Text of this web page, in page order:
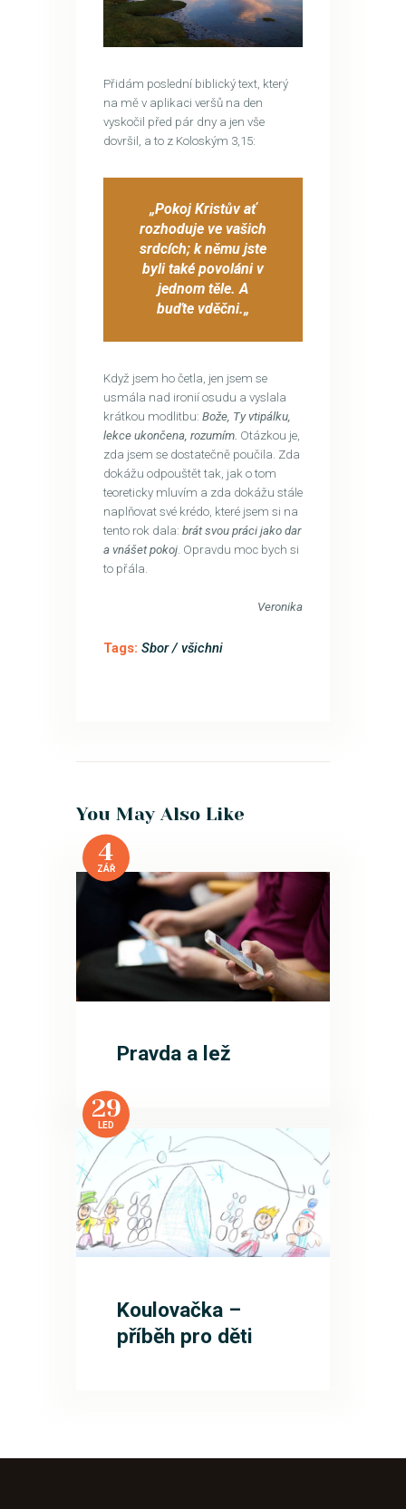
Přidám poslední biblický text, který
na mě v aplikaci veršů na den
vyskočil před pár dny a jen vše
dovršil, a to z Koloským 3,15:
„Pokoj Kristův ať
rozhoduje ve vašich
srdcích; k němu jste
byli také povoláni v
jednom těle. A
buďte vděčni.„
Když jsem ho četla, jen jsem se
usmála nad ironií osudu a vyslala
krátkou modlitbu: Bože, Ty vtipálku,
lekce ukončena, rozumím. Otázkou je,
zda jsem se dostatečně poučila. Zda
dokážu odpouštět tak, jak o tom
teoreticky mluvím a zda dokážu stále
naplňovat své krédo, které jsem si na
tento rok dala: brát svou práci jako dar
a vnášet pokoj. Opravdu moc bych si
to přála.
Veronika
Tags: Sbor / všichni
You May Also Like
4
ZÁŘ
Pravda a lež
29
LED
Koulovačka –
příběh pro děti